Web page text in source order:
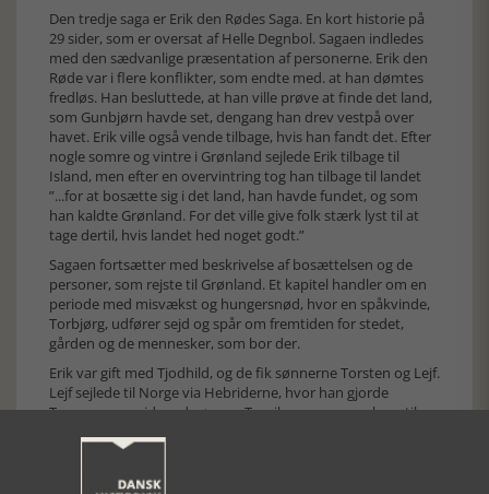
Den tredje saga er Erik den Rødes Saga. En kort historie på
29 sider, som er oversat af Helle Degnbol. Sagaen indledes
med den sædvanlige præsentation af personerne. Erik den
Røde var i flere konflikter, som endte med. at han dømtes
fredløs. Han besluttede, at han ville prøve at finde det land,
som Gunbjørn havde set, dengang han drev vestpå over
havet. Erik ville også vende tilbage, hvis han fandt det. Efter
nogle somre og vintre i Grønland sejlede Erik tilbage til
Island, men efter en overvintring tog han tilbage til landet
”...for at bosætte sig i det land, han havde fundet, og som
han kaldte Grønland. For det ville give folk stærk lyst til at
tage dertil, hvis landet hed noget godt.”
Sagaen fortsætter med beskrivelse af bosættelsen og de
personer, som rejste til Grønland. Et kapitel handler om en
periode med misvækst og hungersnød, hvor en spåkvinde,
Torbjørg, udfører sejd og spår om fremtiden for stedet,
gården og de mennesker, som bor der.
Erik var gift med Tjodhild, og de fik sønnerne Torsten og Lejf.
Lejf sejlede til Norge via Hebriderne, hvor han gjorde
Torgunna gravid med sønnen Torgils, som senere kom til
tjeneste hos kong Olav Trygvessøn, som senere lod Lejf